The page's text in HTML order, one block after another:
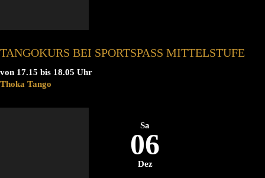
TANGOKURS BEI SPORTSPASS MITTELSTUFE
von 17.15 bis 18.05 Uhr
Thoka Tango
Sa
06
Dez